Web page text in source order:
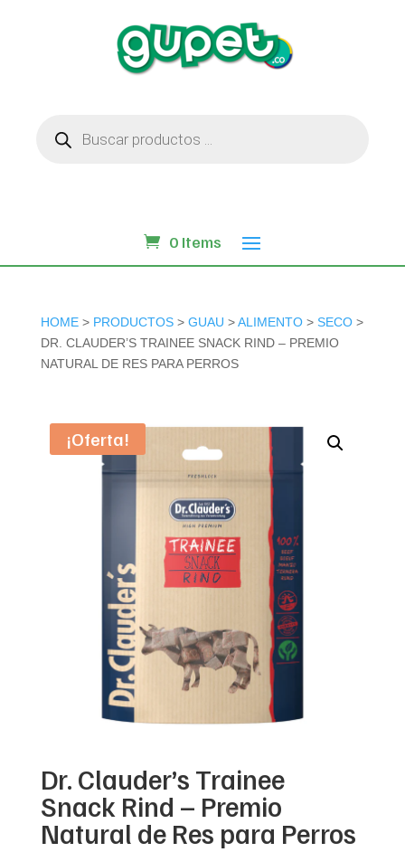
productos
0 Items
HOME> PRODUCTOS> GUAU >ALIMENTO> SECO>
DR. CLAUDER’S TRAINEE SNACK RIND – PREMIO
NATURAL DE RES PARA PERROS
¡Oferta!
Dr. Clauder’s Trainee
Snack Rind – Premio
Natural de Res para Perros